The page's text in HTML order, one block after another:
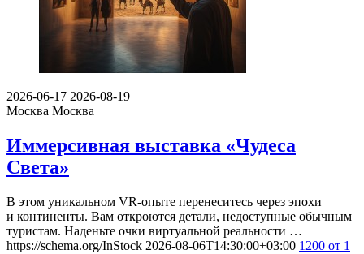
2026-06-17 2026-08-19
Москва Москва
Иммерсивная выставка «Чудеса
Света»
В этом уникальном VR-опыте перенеситесь через эпохи
и континенты. Вам откроются детали, недоступные обычным
туристам. Наденьте очки виртуальной реальности …
https://schema.org/InStock 2026-08-06T14:30:00+03:00 1200 от 1